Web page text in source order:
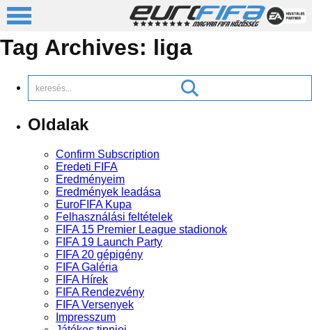
Tag Archives: liga
Oldalak
Confirm Subscription
Eredeti FIFA
Eredményeim
Eredmények leadása
EuroFIFA Kupa
Felhasználási feltételek
FIFA 15 Premier League stadionok
FIFA 19 Launch Party
FIFA 20 gépigény
FIFA Galéria
FIFA Hírek
FIFA Rendezvény
FIFA Versenyek
Impresszum